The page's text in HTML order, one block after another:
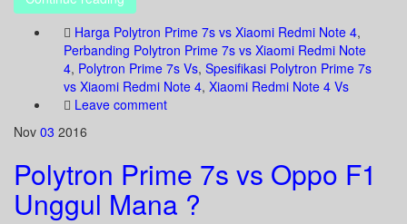
Harga Polytron Prime 7s vs Xiaomi Redmi Note 4,
Perbanding Polytron Prime 7s vs Xiaomi Redmi Note
4, Polytron Prime 7s Vs, Spesifikasi Polytron Prime 7s
vs Xiaomi Redmi Note 4, Xiaomi Redmi Note 4 Vs
Leave comment
Nov 03 2016
Polytron Prime 7s vs Oppo F1
Unggul Mana ?